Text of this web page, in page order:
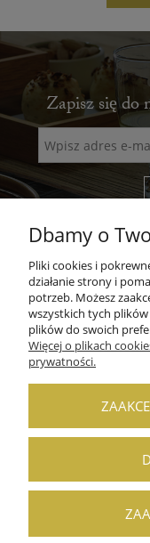
Zapisz się do
Dbamy o
Pliki cookies i
działanie strony i
potrzeb. Możesz
wszystkich tych
plików do swoich
Więcej o plikach
prywatności.